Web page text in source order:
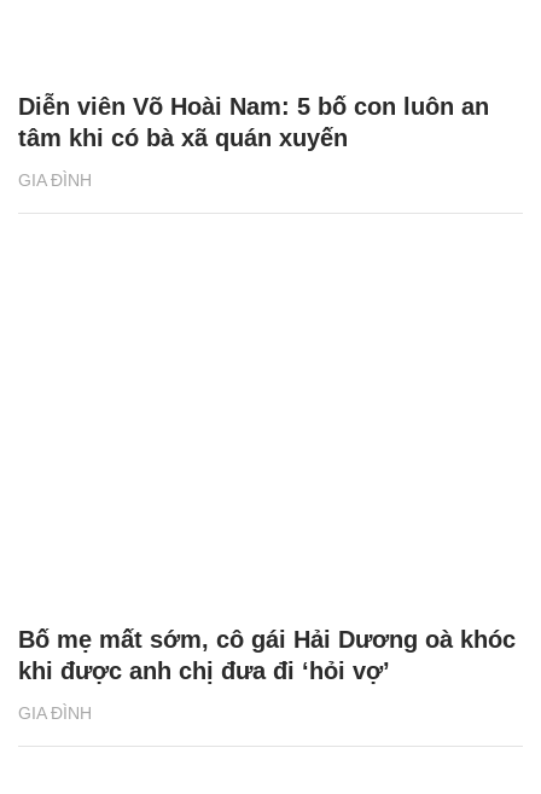
GIA ĐÌNH
Diễn viên Võ Hoài Nam: 5 bố con luôn an
tâm khi có bà xã quán xuyến
GIA ĐÌNH
Bố mẹ mất sớm, cô gái Hải Dương oà khóc
khi được anh chị đưa đi ‘hỏi vợ’